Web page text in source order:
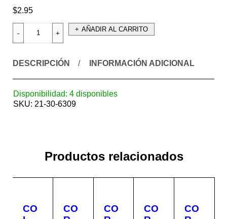
$2.95
AÑADIR AL CARRITO
DESCRIPCIÓN INFORMACIÓN ADICIONAL
Disponibilidad: 4 disponibles
SKU: 21-30-6309
Productos relacionados
CO
CO
CO
CO
CO